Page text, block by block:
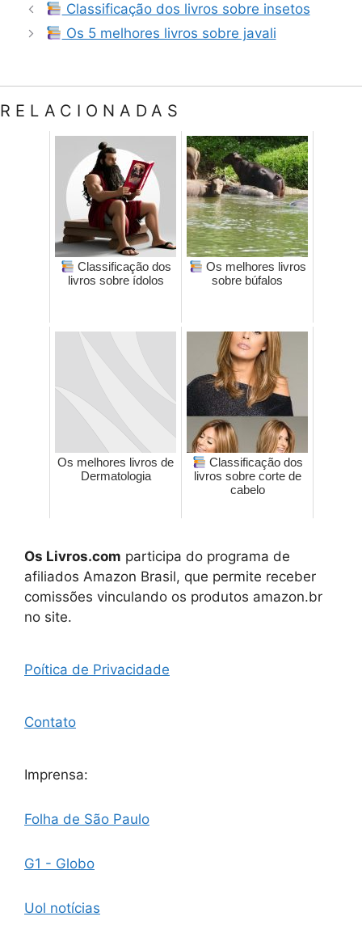
Classificação dos livros sobre insetos
Os 5 melhores livros sobre javali
RELACIONADAS
Classificação dos
livros sobre ídolos
Os melhores livros
sobre búfalos
Os melhores livros de
Dermatologia
Classificação dos
livros sobre corte de
cabelo
Os Livros.com participa do programa de
afiliados Amazon Brasil, que permite receber
comissões vinculando os produtos amazon.br
no site.
Poítica de Privacidade
Contato
Imprensa:
Folha de São Paulo
G1 - Globo
Uol notícias